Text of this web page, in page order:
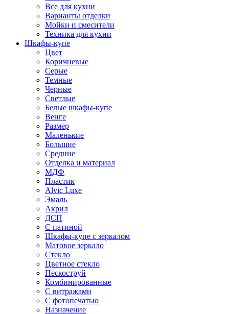
Все для кухни
Варианты отделки
Мойки и смесители
Техника для кухни
Шкафы-купе
Цвет
Коричневые
Серые
Темные
Черные
Светлые
Белые шкафы-купе
Венге
Размер
Маленькие
Большие
Средние
Отделка и материал
МДФ
Пластик
Alvic Luxe
Эмаль
Акрил
ДСП
С патиной
Шкафы-купе с зеркалом
Матовое зеркало
Стекло
Цветное стекло
Пескоструй
Комбинированные
С витражами
С фотопечатью
Назначение